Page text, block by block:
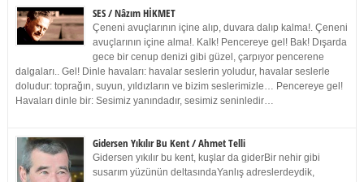
SES / Nâzım HİKMET
Çeneni avuçlarının içine alıp, duvara dalıp kalma!. Çeneni
avuçlarının içine alma!. Kalk! Pencereye gel! Bak! Dışarda
gece bir cenup denizi gibi güzel, çarpıyor pencerene
dalgaları.. Gel! Dinle havaları: havalar seslerin yoludur, havalar seslerle
doludur: toprağın, suyun, yıldızların ve bizim seslerimizle… Pencereye gel!
Havaları dinle bir: Sesimiz yanındadır, sesimiz seninledir…
Gidersen Yıkılır Bu Kent / Ahmet Telli
Gidersen yıkılır bu kent, kuşlar da giderBir nehir gibi
susarım yüzünün deltasındaYanlış adreslerdeydik,